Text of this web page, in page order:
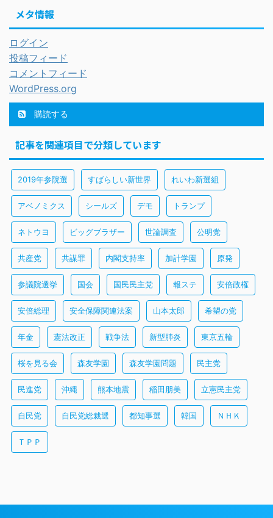
メタ情報
ログイン
投稿フィード
コメントフィード
WordPress.org
購読する
記事を関連項目で分類しています
2019年参院選 すばらしい新世界 れいわ新選組
アベノミクス シールズ デモ トランプ
ネトウヨ ビッグブラザー 世論調査 公明党
共産党 共謀罪 内閣支持率 加計学園 原発
参議院選挙 国会 国民民主党 報ステ 安倍政権
安倍総理 安全保障関連法案 山本太郎 希望の党
年金 憲法改正 戦争法 新型肺炎 東京五輪
桜を見る会 森友学園 森友学園問題 民主党
民進党 沖縄 熊本地震 稲田朋美 立憲民主党
自民党 自民党総裁選 都知事選 韓国 ＮＨＫ
ＴＰＰ